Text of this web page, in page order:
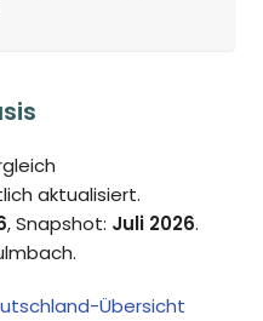
aktualisiert.
, Snapshot: Juli 2026.
Übersicht